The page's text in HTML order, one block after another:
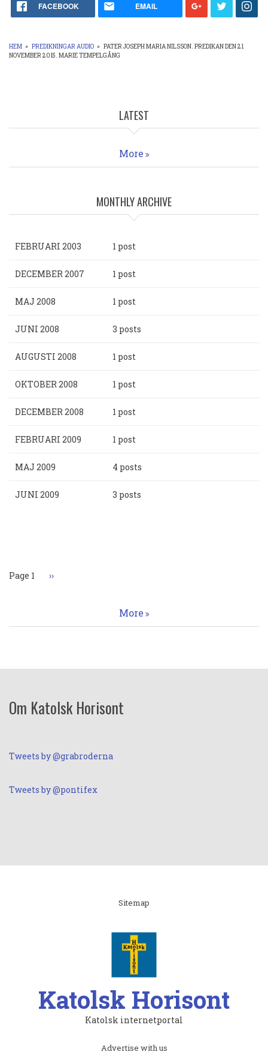
FACEBOOK EMAIL
LÄNKSTIG
HEM » PREDIKNINGAR AUDIO » PATER JOSEPH MARIA NILSSON. PREDIKAN DEN 21
NOVEMBER 2015. MARIE TEMPELGÅNG
LATEST
More
MONTHLY ARCHIVE
FEBRUARI 2003 1 post
DECEMBER 2007 1 post
MAJ 2008 1 post
JUNI 2008 3 posts
AUGUSTI 2008 1 post
OKTOBER 2008 1 post
DECEMBER 2008 1 post
FEBRUARI 2009 1 post
MAJ 2009 4 posts
JUNI 2009 3 posts
Page 1 Nästa
››
More
Om Katolsk Horisont
Tweets by @grabroderna
Tweets by @pontifex
Sitemap
Katolsk Horisont
Katolsk internetportal
Advertise with us